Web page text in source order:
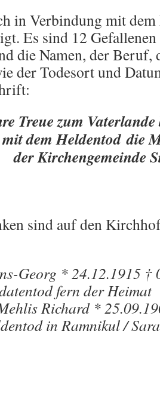
in Verbindung mit
Es sind 12
die Namen, der
der Todesort und
Treue zum Vaterlande
mit dem Heldentod die
der Kirchengemeinde
sind auf den
Georg * 24.12.1915 †
fern der Heimat
Richard *
in Ramnikul /